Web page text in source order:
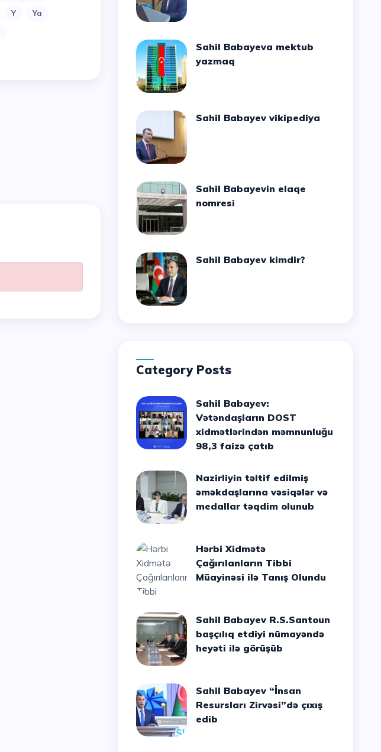
Y
Ya
Sahil Babayeva mektub
yazmaq
Sahil Babayev vikipediya
Sahil Babayevin elaqe
nomresi
Sahil Babayev kimdir?
Category Posts
Sahil Babayev:
Vətəndaşların DOST
xidmətlərindən məmnunluğu
98,3 faizə çatıb
Nazirliyin təltif edilmiş
əməkdaşlarına vəsiqələr və
medallar təqdim olunub
Hərbi Xidmətə
Çağırılanların Tibbi
Müayinəsi ilə Tanış Olundu
Sahil Babayev R.S.Santoun
başçılıq etdiyi nümayəndə
heyəti ilə görüşüb
Sahil Babayev “İnsan
Resursları Zirvəsi”də çıxış
edib